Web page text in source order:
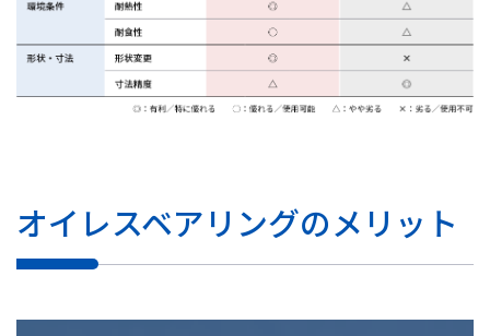
オイレスベアリングのメリット